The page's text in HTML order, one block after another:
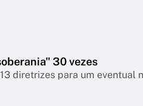
30 vezes
diretrizes para um